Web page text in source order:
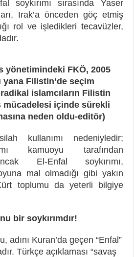
soykırımı sırasında Yaser
Irak’a önceden göç etmiş
rol ve işledikleri tecavüzler,
yönetimindeki FKÖ, 2005
yana Filistin’de seçim
islamcıların Filistin
içinde sürekli
neden oldu-editör)
kullanımı nedeniyledir;
kamuoyu tarafından
El-Enfal soykırımı,
mal olmadığı gibi yakın
toplumu da yeterli bilgiye
bir soykırımdır!
adını Kuran’da geçen “Enfal”
Türkçe açıklaması “savaş